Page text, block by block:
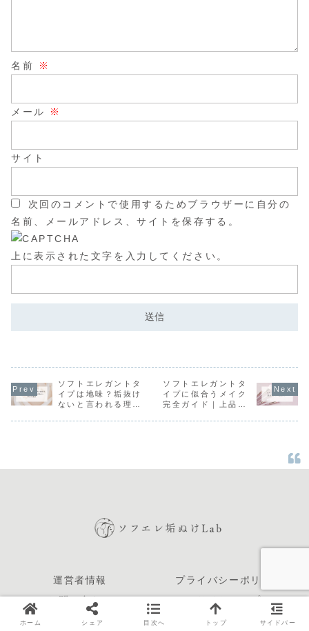
名前 ※
メール ※
サイト
次回のコメントで使用するためブラウザーに自分の
名前、メールアドレス、サイトを保存する。
上に表示された文字を入力してください。
ソフトエレガントタ
イプは地味？垢抜け
ないと言われる理由
ソフトエレガントタ
イプに似合うメイク
完全ガイド｜上品で
運営者情報
プライバシーポリシー
お問い合わせ
サイトマップ
ホーム シェア 目次へ トップ サイドバー